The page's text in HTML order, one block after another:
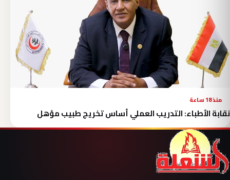
منذ 18 ساعة
نقابة الأطباء: التدريب العملي أساس تخريج طبيب مؤهل